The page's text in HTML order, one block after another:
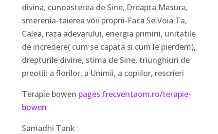
divina, cunoasterea de Sine, Dreapta Masura,
smerenia-taierea voii proprii-Faca Se Voia Ta,
Calea, raza adevarului, energia primirii, unitatile
de incredere( cum se capata si cum le pierdem),
drepturile divine, stima de Sine, triunghiuri de
preotii: a florilor, a Unimii, a copiilor, rescrieri
Terapie bowen pages.frecventaom.ro/terapie-
bowen
Samadhi Tank